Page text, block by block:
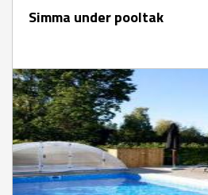
Simma under pooltak